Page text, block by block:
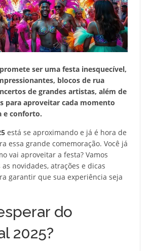
ser uma festa inesquecível,
blocos de rua
de grandes artistas, além de
para aproveitar cada momento
e conforto.
está se aproximando e já é hora de
essa grande comemoração. Você já
vai aproveitar a festa? Vamos
novidades, atrações e dicas
garantir que sua experiência seja
do
2025?